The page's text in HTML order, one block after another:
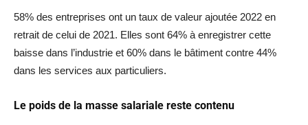
58% des entreprises ont un taux de valeur ajoutée 2022 en
retrait de celui de 2021. Elles sont 64% à enregistrer cette
baisse dans l’industrie et 60% dans le bâtiment contre 44%
dans les services aux particuliers.
Le poids de la masse salariale reste contenu